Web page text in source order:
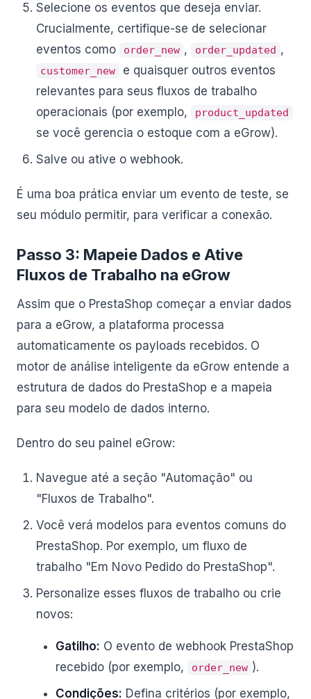
Selecione os eventos que deseja enviar.
Crucialmente, certifique-se de selecionar
eventos como
order_new , order_updated ,
customer_new
e quaisquer outros eventos
relevantes para seus fluxos de trabalho
operacionais (por exemplo,
product_updated
se você gerencia o estoque com a eGrow).
Salve ou ative o webhook.
É uma boa prática enviar um evento de teste, se
seu módulo permitir, para verificar a conexão.
Passo 3: Mapeie Dados e Ative
Fluxos de Trabalho na eGrow
Assim que o PrestaShop começar a enviar dados
para a eGrow, a plataforma processa
automaticamente os payloads recebidos. O
motor de análise inteligente da eGrow entende a
estrutura de dados do PrestaShop e a mapeia
para seu modelo de dados interno.
Dentro do seu painel eGrow:
Navegue até a seção "Automação" ou
"Fluxos de Trabalho".
Você verá modelos para eventos comuns do
PrestaShop. Por exemplo, um fluxo de
trabalho "Em Novo Pedido do PrestaShop".
Personalize esses fluxos de trabalho ou crie
novos:
Gatilho: O evento de webhook PrestaShop
recebido (por exemplo,
order_new ).
Condições: Defina critérios (por exemplo,